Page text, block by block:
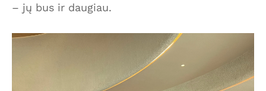
– jų bus ir daugiau.